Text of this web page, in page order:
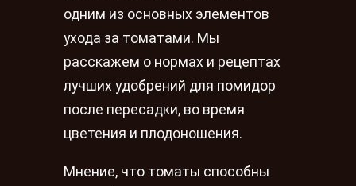
одним из основных элементов
ухода за томатами. Мы
расскажем о нормах и рецептах
лучших удобрений для помидор
после пересадки, во время
цветения и плодоношения.
Мнение, что томаты способны